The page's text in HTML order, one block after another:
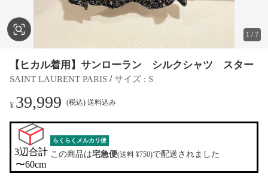
1 /7
【ヒカル着用】サンローラン シルクシャツ スター
SAINT LAURENT PARIS / サイズ : S
¥39,999 (税込) 送料込み
3辺合計
〜60cm
らくらくメルカリ便
この商品は宅急便(送料 ¥750)で配送されました